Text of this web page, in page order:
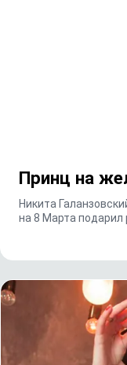
Принц на
Никита
на 8 Марта